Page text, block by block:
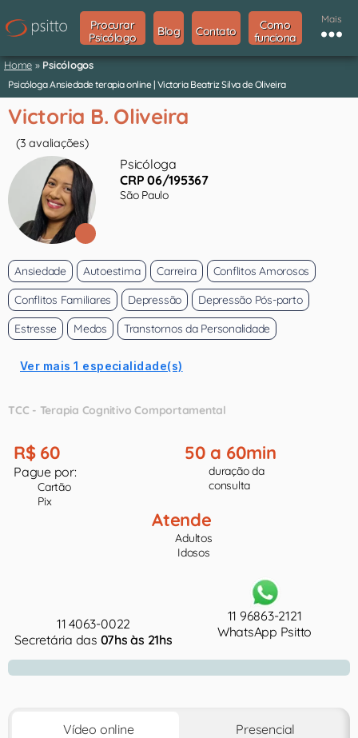
Procurar
Psicólogo
Blog Contato
Como
funciona
Mais
Home » Psicólogos
Psicóloga Ansiedade terapia online | Victoria Beatriz Silva de Oliveira
Victoria B. Oliveira
(3 avaliações)
Psicóloga
CRP 06/195367
São Paulo
Ansiedade Autoestima Carreira
Conflitos Amorosos
Conflitos Familiares
Depressão
Depressão Pós-parto
Estresse
Medos Transtornos da Personalidade
Ver mais 1 especialidade(s)
TCC - Terapia Cognitivo Comportamental
R$ 60
Pague por:
Cartão
Pix
50 a 60min
duração da
consulta
Atende
Adultos
Idosos
11 4063-0022
Secretária das 07hs às 21hs
11 96863-2121
WhatsApp Psitto
Vídeo online Presencial